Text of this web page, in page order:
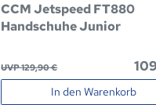
CCM Jetspeed FT880
Handschuhe Junior
UVP 129,90 €
In den Warenkorb